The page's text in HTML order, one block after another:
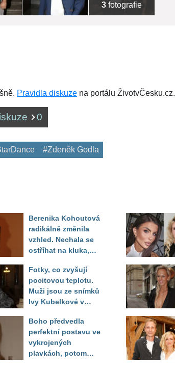
3 fotografie
Pravidla diskuze na portálu ŽivotvČesku.cz.
0
#Zdeněk Godla
Berenika Kohoutová
radikálně změnila
vzhled. Nechala se
ostříhat na kluka,
překvapily
Fotky, co zvyšují
pocitovou teplotu.
Muži jsou ze snímků
Ivy Kubelkové v
Boho předvedla
perfektní postavu ve
vykrojených
plavkách, potom